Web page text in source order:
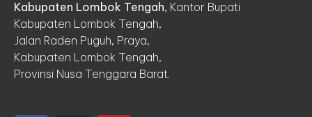
Kabupaten Lombok Tengah, Kantor Bupati
Kabupaten Lombok Tengah,
Jalan Raden Puguh, Praya,
Kabupaten Lombok Tengah,
Provinsi Nusa Tenggara Barat.